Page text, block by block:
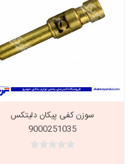
سوزن کفی پیکان دلیتکس
9000251035